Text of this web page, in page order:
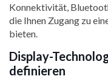
Konnektivität,
die Ihnen Zugang zu
bieten.
Display-
definieren